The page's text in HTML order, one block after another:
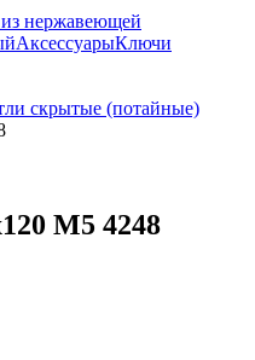
нержавеющей
АксессуарыКлючи
скрытые (потайные)
М5 4248